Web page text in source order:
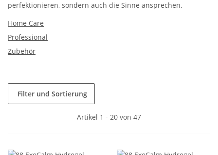
perfektionieren, sondern auch die Sinne ansprechen.
Home Care
Professional
Zubehör
Filter und Sortierung
Artikel 1 - 20 von 47